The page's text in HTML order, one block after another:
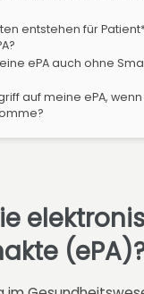
entstehen für
ePA auch ohne
auf meine ePA,